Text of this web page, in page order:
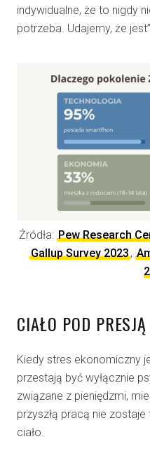
indywidualne, że to nigdy
potrzeba. Udajemy, że
Źródła: Pew Research
Gallup Survey 2023,
CIAŁO POD PRESJĄ
Kiedy stres ekonomiczny
przestają być wyłącznie
związane z pieniędzmi,
przyszłą pracą nie
ciało.